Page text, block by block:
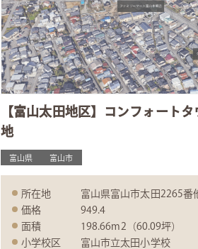
【富山太田地区】コンフォート
地
富山県 富山市
所在地
富山県富山市太田2265番
価格
949.4
面積
198.66m2（60.09坪）
小学校区
富山市立太田小学校